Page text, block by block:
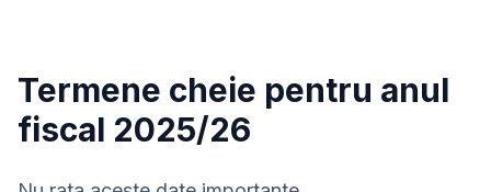
Termene cheie pentru anul
fiscal 2025/26